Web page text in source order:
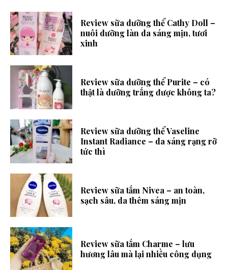
Review sữa dưỡng thể Cathy Doll –
nuôi dưỡng làn da sáng mịn, tươi
xinh
Review sữa dưỡng thể Purite – có
thật là dưỡng trắng được không ta?
Review sữa dưỡng thể Vaseline
Instant Radiance – da sáng rạng rỡ
tức thì
Review sữa tắm Nivea – an toàn,
sạch sâu, da thêm sáng mịn
Review sữa tắm Charme – lưu
hương lâu mà lại nhiều công dụng